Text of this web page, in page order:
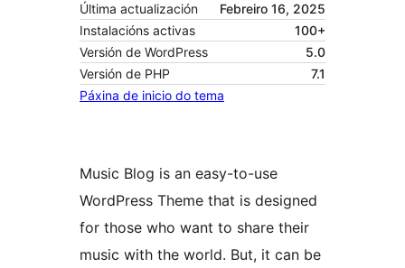
Última actualización
Febreiro 16, 2025
Instalacións activas
100+
Versión de WordPress
5.0
Versión de PHP
7.1
Páxina de inicio do tema
Music Blog is an easy-to-use
WordPress Theme that is designed
for those who want to share their
music with the world. But, it can be